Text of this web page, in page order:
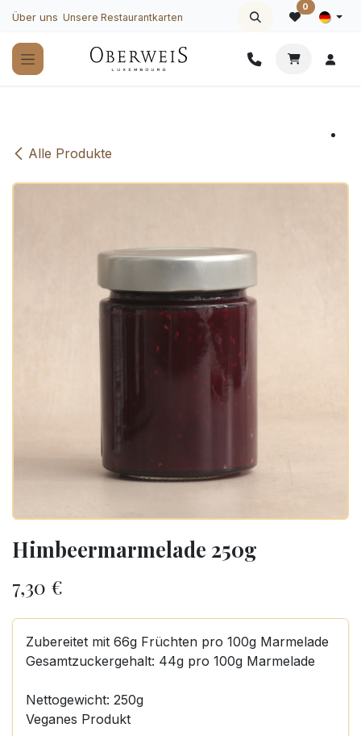
Zum Inhalt springen
Über uns Unsere Restaurantkarten
0
Alle Produkte
Himbeermarmelade 250g
7,30 €
Zubereitet mit 66g Früchten pro 100g Marmelade
Gesamtzuckergehalt: 44g pro 100g Marmelade
Nettogewicht: 250g
Veganes Produkt